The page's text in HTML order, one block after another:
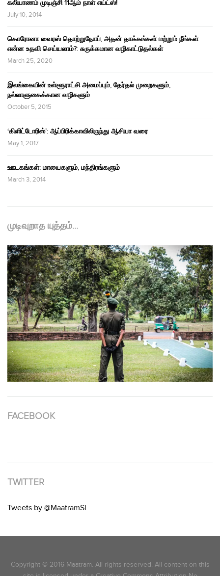
கலியாணம் முடிஞ்சி 11ஆம் நாள் எய்ட்ஸ்!
July 10, 2014
கொரோனா வைரஸ் தொற்றுநோய், அதன் தாக்கங்கள் மற்றும் நீங்கள்
என்ன உதவி செய்யலாம்?: சுருக்கமான வழிகாட்டுதல்கள்
March 25, 2020
இலங்கையின் உள்ளூராட்சி அமைப்பும், தேர்தல் முறைகளும்,
நல்லாளுகைக்கான வழிகளும்
October 5, 2015
‘கிளிட்டோரிஸ்’: ஆப்பிரிக்காவிலிருந்து ஆசியா வரை
May 1, 2017
ஊடகங்கள்: மாயைகளும், மந்திரங்களும்
March 3, 2014
முடிவுறாத யுத்தம்…
FACEBOOK
TWITTER
Tweets by @MaatramSL
Copyright © 2016 Maatram. All rights reserved. All content on this